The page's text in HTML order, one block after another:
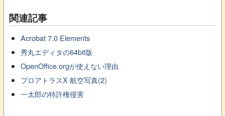
関連記事
Acrobat 7.0 Elements
秀丸エディタの64bit版
OpenOffice.orgが使えない理由
プロアトラスX 航空写真(2)
一太郎の特許権侵害